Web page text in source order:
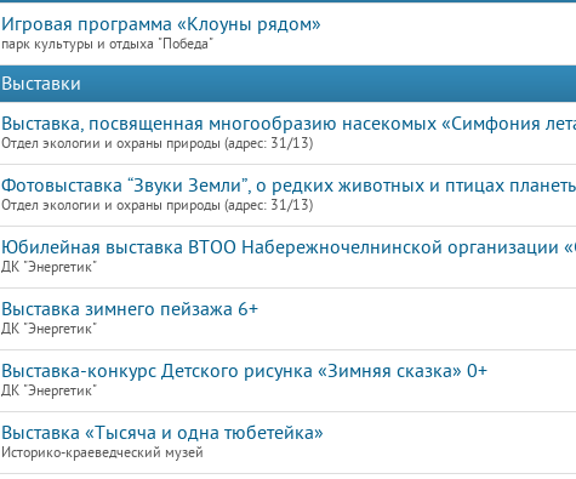
Игровая программа «Клоуны рядом»
парк культуры и отдыха "Победа"
Выставки
Выставка, посвященная многообразию насекомых «Симфония
Отдел экологии и охраны природы (адрес: 31/13)
Фотовыставка “Звуки Земли”, о редких животных и птицах
Отдел экологии и охраны природы (адрес: 31/13)
Юбилейная выставка ВТОО Набережночелнинской организации
ДК "Энергетик"
Выставка зимнего пейзажа 6+
ДК "Энергетик"
Выставка-конкурс Детского рисунка «Зимняя сказка» 0+
ДК "Энергетик"
Выставка «Тысяча и одна тюбетейка»
Историко-краеведческий музей